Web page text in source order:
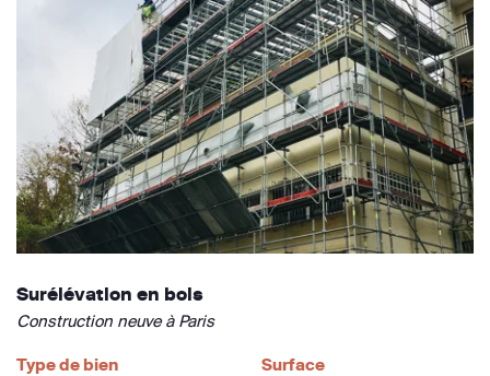
Surélévation en bois
Construction neuve à Paris
Type de bien
Surface